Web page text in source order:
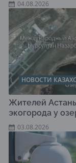
04.08.2026
НОВОСТИ
Жителей
экогорода у
03.08.2026